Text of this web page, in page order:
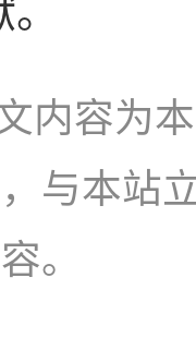
内容为
与本站
。